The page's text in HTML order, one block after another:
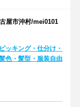
屋市沖村/mei0101
ッキング・仕分け・
色・髪型・服装自由